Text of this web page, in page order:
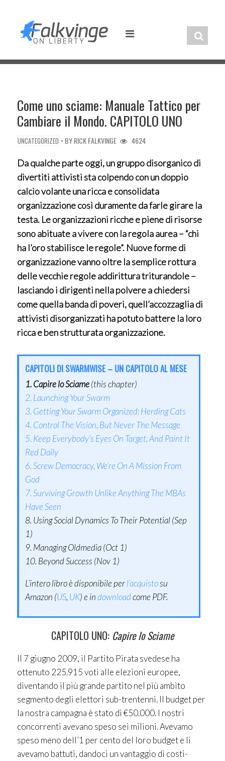
content
Come uno sciame: Manuale Tattico per
Cambiare il Mondo. CAPITOLO UNO
UNCATEGORIZED • BYRICK FALKVINGE 4624
Da qualche parte oggi, un gruppo disorganico di
divertiti attivisti sta colpendo con un doppio
calcio volante una ricca e consolidata
organizzazione così duramente da farle girare la
testa. Le organizzazioni ricche e piene di risorse
sono abituate a vivere con la regola aurea – “chi
ha l’oro stabilisce le regole”. Nuove forme di
organizzazione vanno oltre la semplice rottura
delle vecchie regole addirittura triturandole –
lasciando i dirigenti nella polvere a chiedersi
come quella banda di poveri, quell’accozzaglia di
attivisti disorganizzati ha potuto battere la loro
ricca e ben strutturata organizzazione.
CAPITOLI DI SWARMWISE – UN CAPITOLO AL MESE
1. Capire lo Sciame(this chapter)
2. Launching Your Swarm
3. Getting Your Swarm Organized: Herding Cats
4. Control The Vision, But Never The Message
5. Keep Everybody’s Eyes On Target, And Paint It
Red Daily
6. Screw Democracy, We’re On A Mission From
God
7. Surviving Growth Unlike Anything The MBAs
Have Seen
8. Using Social Dynamics To Their Potential (Sep
1)
9. Managing Oldmedia (Oct 1)
10. Beyond Success (Nov 1)
L’intero libro è disponibile perl’acquistosu
Amazon (US, UK) e indownloadcome PDF.
CAPITOLO UNO: Capire lo Sciame
Il 7 giugno 2009, il Partito Pirata svedese ha
ottenuto 225.915 voti alle elezioni europee,
diventando il più grande partito nel più ambìto
segmento degli elettori sub-trentenni. Il budget per
la nostra campagna è stato di €50.000. I nostri
concorrenti avevano speso sei milioni. Avevamo
speso meno dell’1 per cento del loro budget e li
avevamo battuti, dandoci un vantaggio di costi-